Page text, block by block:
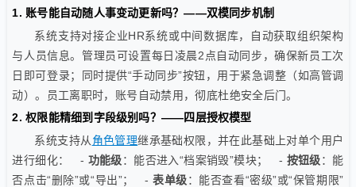
1. 账号能自动随人事变动更新吗？——双模同步机制
系统支持对接企业HR系统或中间数据库，自动获取组织架构
与人员信息。管理员可设置每日凌晨2点自动同步，确保新员工次
日即可登录；同时提供“手动同步”按钮，用于紧急调整（如高管调
动）。员工离职时，账号自动禁用，彻底杜绝安全后门。
2. 权限能精细到字段级别吗？——四层授权模型
系统支持从 角色管理继承基础权限，并在此基础上对单个用户
进行细化： - 功能级：能否进入“档案销毁”模块； - 按钮级：能
否点击“删除”或“导出”； -表单级：能否查看“密级”或“保管期限”